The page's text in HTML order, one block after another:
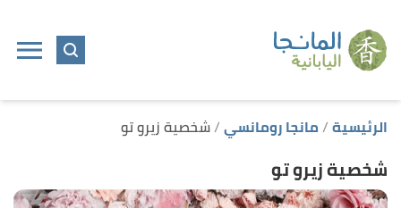
الرئيسية مانجا رومانسي شخصية زيرو تو
شخصية زيرو تو